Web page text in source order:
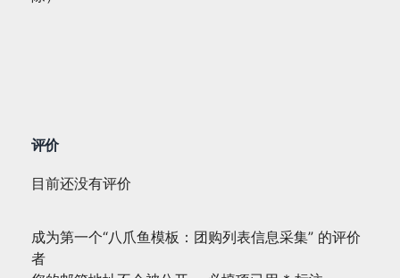
评价
目前还没有评价
成为第一个“八爪鱼模板：团购列表信息采集” 的评价
者